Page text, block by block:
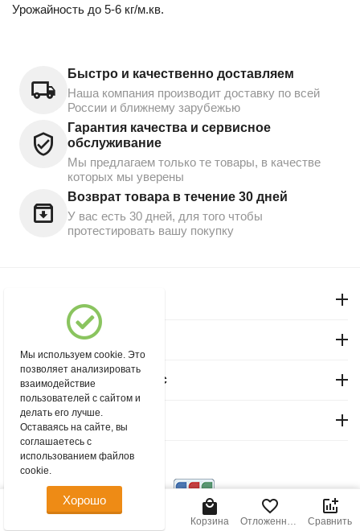
Урожайность до 5-6 кг/м.кв.
Быстро и качественно доставляем
Наша компания производит доставку по всей
России и ближнему зарубежью
Гарантия качества и сервисное
обслуживание
Мы предлагаем только те товары, в качестве
которых мы уверены
Возврат товара в течение 30 дней
У вас есть 30 дней, для того чтобы
протестировать вашу покупку
Магазин "Северный"
Покупательский сервис
Контакты
© 2004 - 2026 msever.ru.
42.00 Р В корзину
Корзина
Отложенные
Сравнить
Мы используем cookie. Это
позволяет анализировать
взаимодействие
пользователей с сайтом и
делать его лучше.
Оставаясь на сайте, вы
соглашаетесь с
использованием файлов
cookie.
Хорошо